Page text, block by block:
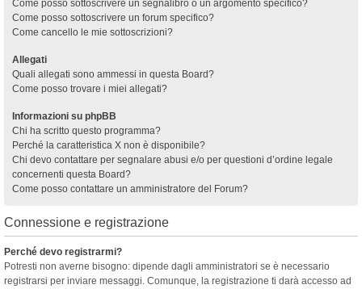
Come posso sottoscrivere un segnalibro o un argomento specifico?
Come posso sottoscrivere un forum specifico?
Come cancello le mie sottoscrizioni?
Allegati
Quali allegati sono ammessi in questa Board?
Come posso trovare i miei allegati?
Informazioni su phpBB
Chi ha scritto questo programma?
Perché la caratteristica X non è disponibile?
Chi devo contattare per segnalare abusi e/o per questioni d’ordine legale
concernenti questa Board?
Come posso contattare un amministratore del Forum?
Connessione e registrazione
Perché devo registrarmi?
Potresti non averne bisogno: dipende dagli amministratori se è necessario
registrarsi per inviare messaggi. Comunque, la registrazione ti darà accesso ad